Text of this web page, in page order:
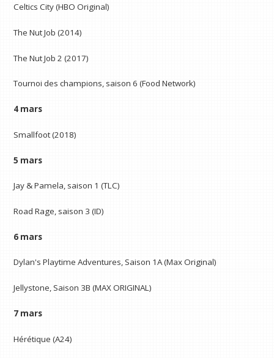
Celtics City (HBO Original)
The Nut Job (2014)
The Nut Job 2 (2017)
Tournoi des champions, saison 6 (Food Network)
4 mars
Smallfoot (2018)
5 mars
Jay & Pamela, saison 1 (TLC)
Road Rage, saison 3 (ID)
6 mars
Dylan's Playtime Adventures, Saison 1A (Max Original)
Jellystone, Saison 3B (MAX ORIGINAL)
7 mars
Hérétique (A24)